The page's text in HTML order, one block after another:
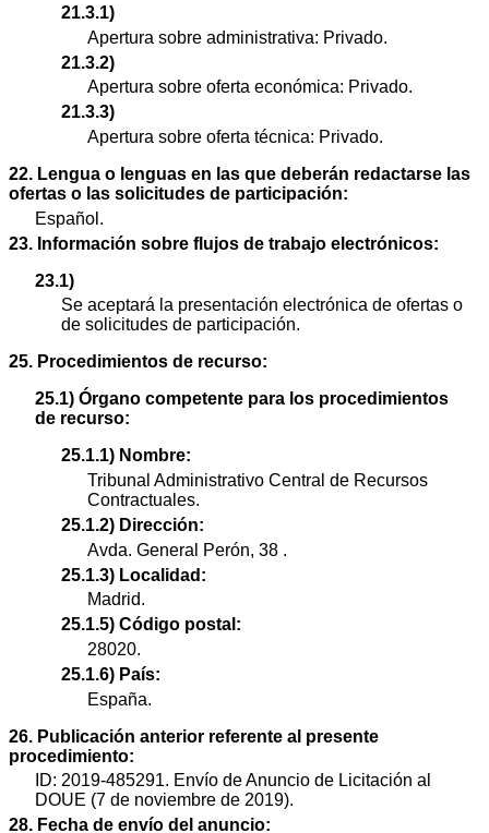
21.3.1)
Apertura sobre administrativa: Privado.
21.3.2)
Apertura sobre oferta económica: Privado.
21.3.3)
Apertura sobre oferta técnica: Privado.
22. Lengua o lenguas en las que deberán redactarse las
ofertas o las solicitudes de participación:
Español.
23. Información sobre flujos de trabajo electrónicos:
23.1)
Se aceptará la presentación electrónica de ofertas o
de solicitudes de participación.
25. Procedimientos de recurso:
25.1) Órgano competente para los procedimientos
de recurso:
25.1.1) Nombre:
Tribunal Administrativo Central de Recursos
Contractuales.
25.1.2) Dirección:
Avda. General Perón, 38 .
25.1.3) Localidad:
Madrid.
25.1.5) Código postal:
28020.
25.1.6) País:
España.
26. Publicación anterior referente al presente
procedimiento:
ID: 2019-485291. Envío de Anuncio de Licitación al
DOUE (7 de noviembre de 2019).
28. Fecha de envío del anuncio: